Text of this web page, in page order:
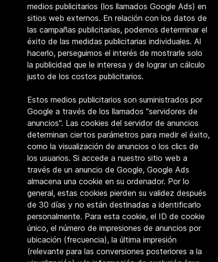
medios publicitarios (los llamados Google Ads) en
sitios web externos. En relación con los datos de
las campañas publicitarias, podemos determinar el
éxito de las medidas publicitarias individuales. Al
hacerlo, perseguimos el interés de mostrarle solo
la publicidad que le interesa y de lograr un cálculo
justo de los costos publicitarios.
Estos medios publicitarios son suministrados por
Google a través de los llamados "servidores de
anuncios". Las cookies del servidor de anuncios
determinan ciertos parámetros para medir el éxito,
como la visualización de anuncios o los clics de
los usuarios. Si accede a nuestro sitio web a
través de un anuncio de Google, Google Ads
almacena una cookie en su ordenador. Por lo
general, estas cookies pierden su validez después
de 30 días y no están destinadas a identificarlo
personalmente. Para esta cookie, el ID de cookie
único, el número de impresiones de anuncios por
ubicación (frecuencia), la última impresión
(relevante para las conversiones posteriores a la